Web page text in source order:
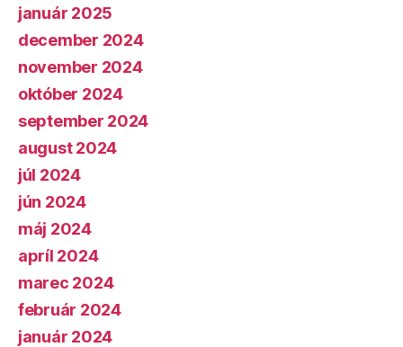
január 2025
december 2024
november 2024
október 2024
september 2024
august 2024
júl 2024
jún 2024
máj 2024
apríl 2024
marec 2024
február 2024
január 2024